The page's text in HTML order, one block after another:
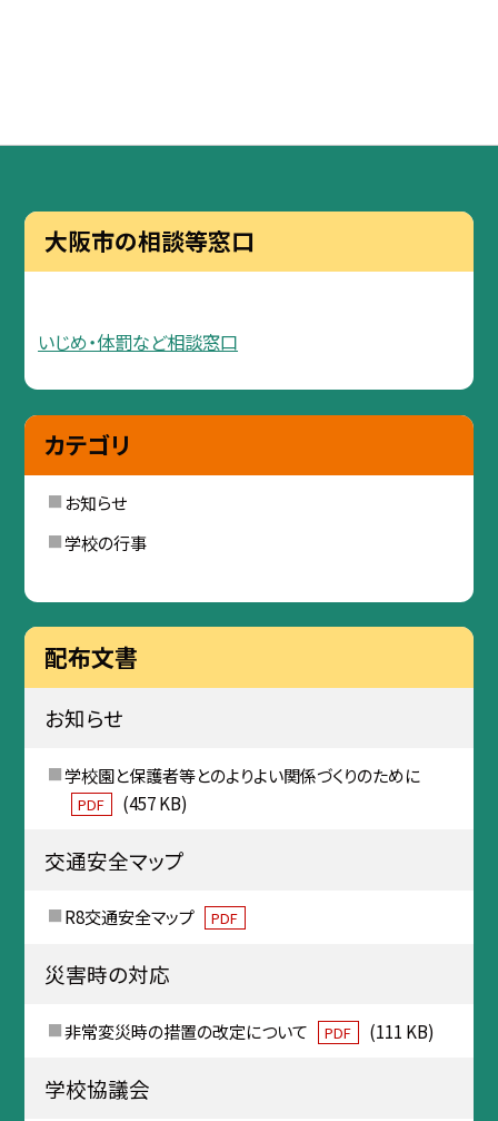
大阪市の相談等窓口
いじめ・体罰など相談窓口
カテゴリ
お知らせ
学校の行事
配布文書
お知らせ
学校園と保護者等とのよりよい関係づくりのために
PDF (457 KB)
交通安全マップ
R8交通安全マップ PDF
災害時の対応
非常変災時の措置の改定について PDF (111 KB)
学校協議会